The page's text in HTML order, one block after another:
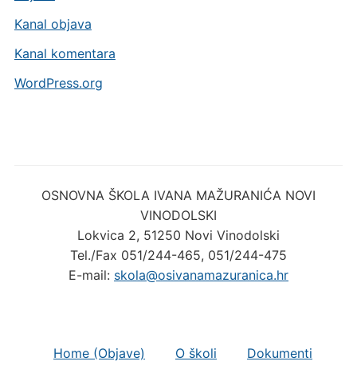
Kanal objava
Kanal komentara
WordPress.org
OSNOVNA ŠKOLA IVANA MAŽURANIĆA NOVI
VINODOLSKI
Lokvica 2, 51250 Novi Vinodolski
Tel./Fax 051/244-465, 051/244-475
E-mail: skola@osivanamazuranica.hr
Home (Objave) O školi Dokumenti